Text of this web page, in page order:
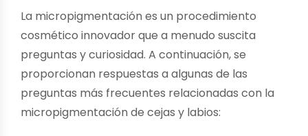
La micropigmentación es un procedimiento
cosmético innovador que a menudo suscita
preguntas y curiosidad. A continuación, se
proporcionan respuestas a algunas de las
preguntas más frecuentes relacionadas con la
micropigmentación de cejas y labios: